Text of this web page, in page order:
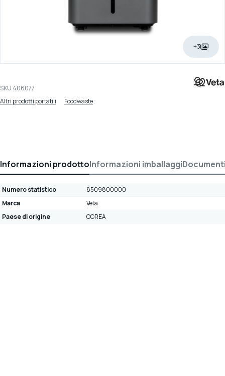
+3
SKU 406077
Altri prodotti portatili
Foodwaste
Informazioni prodottoInformazioni imballaggi
Numero statistico
8509800000
Marca
Veta
Paese di origine
COREA